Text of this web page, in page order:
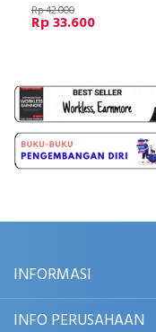
Rp 42.000
Rp 33.600
INFORMASI
INFO PERUSAHAAN